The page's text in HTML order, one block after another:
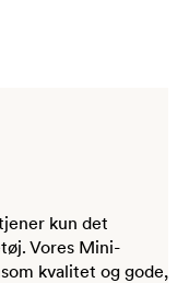
kun det
Vores Mini-
kvalitet og gode,